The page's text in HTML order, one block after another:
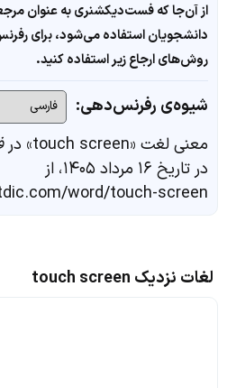
از آن‌جا که فست‌دیکشنری به عنوان
دانشجویان استفاده می‌شود، برای
روش‌های ارجاع زیر استفاده کنید.
شیوه‌ی رفرنس‌دهی:
معنی لغت «touch screen» در
در تاریخ ۱۶ مرداد ۱۴۰۵، از
word/touch-screen
لغات نزدیک touch screen